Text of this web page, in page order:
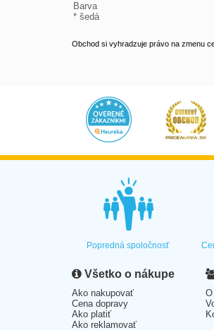
Barva
* šedá
Obchod si vyhradzuje právo na zmenu
Popredná spoločnosť
Všetko o nákupe
Ako nakupovať
Cena dopravy
Ako platiť
Ako reklamovať